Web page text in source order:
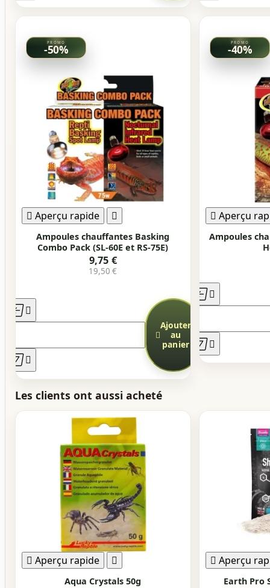
-50%
 Aperçu rapide 
Ampoules chauffantes Basking
Combo Pack (SL-60E et RS-75E)
9,75 €
19,50 €
 
 

Ajouter
au
panier
-40%
 Aperçu
Ampoules
 
 
Les clients ont aussi acheté
 Aperçu rapide 
Aqua Crystals 50g
 Aperçu
Earth Pro